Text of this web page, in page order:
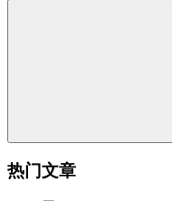
热门文章